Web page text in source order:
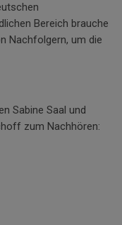
Bereich brauche
Nachfolgern, um die
Sabine Saal und
zum Nachhören: